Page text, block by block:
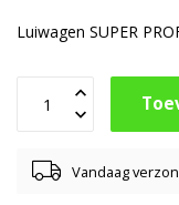
Luiwagen SUPER
Vandaag